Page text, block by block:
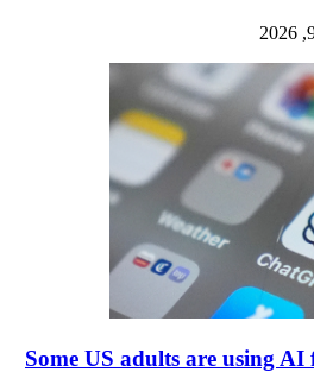
Some US adults are using